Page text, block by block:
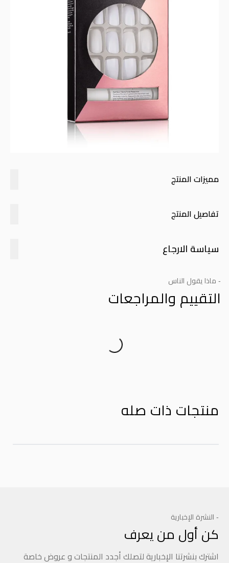
مميزات المنتج
تفاصيل المنتج
سياسة الارجاع
- ماذا يقول الناس
التقييم والمراجعات
منتجات ذات صله
- النشرة الإخبارية
كن أول من يعرف
اشترك بنشرتنا الإخبارية لتصلك أجدد المنتجات و عروض خاصة